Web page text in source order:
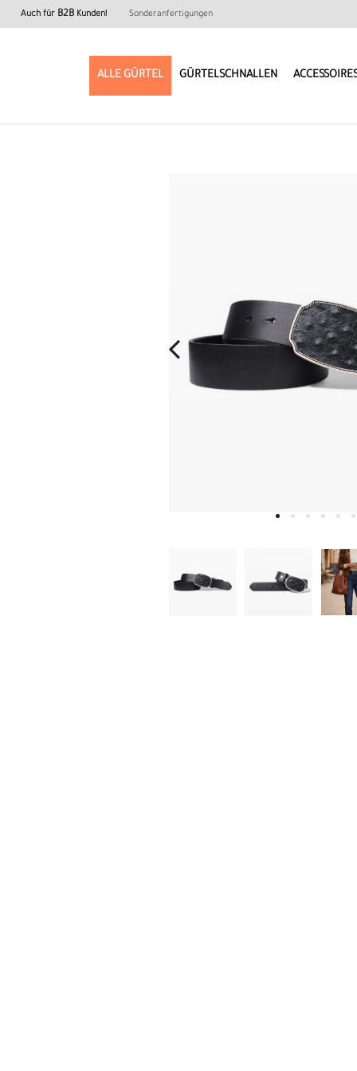
Auch für B2B Kunden! Sonderanfertigungen
ALLE GÜRTEL GÜRTELSCHNALLEN